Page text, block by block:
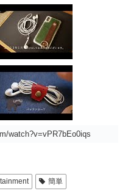
watch?v=vPR7bEo0iqs
簡単